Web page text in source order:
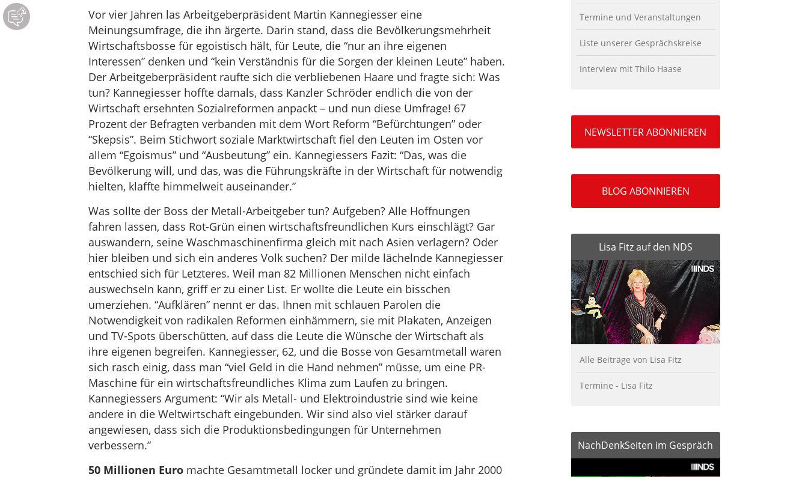
Vor vier Jahren las Arbeitgeberpräsident Martin Kannegiesser eine
Meinungsumfrage, die ihn ärgerte. Darin stand, dass die Bevölkerungsmehrheit
Wirtschaftsbosse für egoistisch hält, für Leute, die “nur an ihre eigenen
Interessen” denken und “kein Verständnis für die Sorgen der kleinen Leute” haben.
Der Arbeitgeberpräsident raufte sich die verbliebenen Haare und fragte sich: Was
tun? Kannegiesser hoffte damals, dass Kanzler Schröder endlich die von der
Wirtschaft ersehnten Sozialreformen anpackt – und nun diese Umfrage! 67
Prozent der Befragten verbanden mit dem Wort Reform “Befürchtungen” oder
“Skepsis”. Beim Stichwort soziale Marktwirtschaft fiel den Leuten im Osten vor
allem “Egoismus” und “Ausbeutung” ein. Kannegiessers Fazit: “Das, was die
Bevölkerung will, und das, was die Führungskräfte in der Wirtschaft für notwendig
hielten, klaffte himmelweit auseinander.”
Was sollte der Boss der Metall-Arbeitgeber tun? Aufgeben? Alle Hoffnungen
fahren lassen, dass Rot-Grün einen wirtschaftsfreundlichen Kurs einschlägt? Gar
auswandern, seine Waschmaschinenfirma gleich mit nach Asien verlagern? Oder
hier bleiben und sich ein anderes Volk suchen? Der milde lächelnde Kannegiesser
entschied sich für Letzteres. Weil man 82 Millionen Menschen nicht einfach
auswechseln kann, griff er zu einer List. Er wollte die Leute ein bisschen
umerziehen. “Aufklären” nennt er das. Ihnen mit schlauen Parolen die
Notwendigkeit von radikalen Reformen einhämmern, sie mit Plakaten, Anzeigen
und TV-Spots überschütten, auf dass die Leute die Wünsche der Wirtschaft als
ihre eigenen begreifen. Kannegiesser, 62, und die Bosse von Gesamtmetall waren
sich rasch einig, dass man “viel Geld in die Hand nehmen” müsse, um eine PR-
Maschine für ein wirtschaftsfreundliches Klima zum Laufen zu bringen.
Kannegiessers Argument: “Wir als Metall- und Elektroindustrie sind wie keine
andere in die Weltwirtschaft eingebunden. Wir sind also viel stärker darauf
angewiesen, dass sich die Produktionsbedingungen für Unternehmen
verbessern.”
50 Millionen Euromachte Gesamtmetall locker und gründete damit im Jahr 2000
Termine und Veranstaltungen
Liste unserer Gesprächskreise
Interview mit Thilo Haase
NEWSLETTER ABONNIEREN
BLOG ABONNIEREN
Lisa Fitz auf den NDS
Alle Beiträge von Lisa Fitz
Termine - Lisa Fitz
NachDenkSeiten im Gespräch